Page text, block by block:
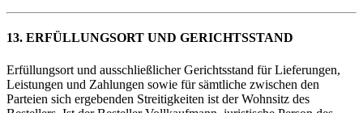
13. ERFÜLLUNGSORT UND GERICHTSSTAND
Erfüllungsort und ausschließlicher Gerichtsstand für Lieferungen,
Leistungen und Zahlungen sowie für sämtliche zwischen den
Parteien sich ergebenden Streitigkeiten ist der Wohnsitz des